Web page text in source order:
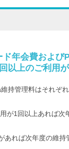
年会費および
以上のご利用
持管理料はそれぞれ
が1回以上あれば次
れば次年度の維持